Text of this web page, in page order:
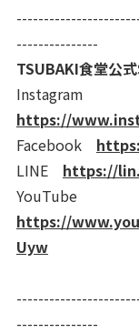
---------------
TSUBAKI食堂公
Instagram
https://
Facebook
LINE https://
YouTube
https://
Uyw
---------------